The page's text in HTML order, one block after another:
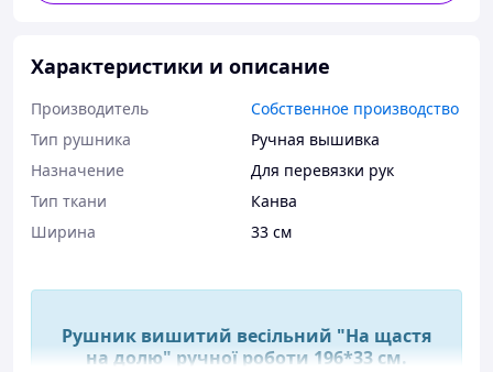
Характеристики и описание
Производитель
Собственное производство
Тип рушника
Ручная вышивка
Назначение
Для перевязки рук
Тип ткани
Канва
Ширина
33 см
Рушник вишитий весільний "На щастя
на долю" ручної роботи 196*33 см.